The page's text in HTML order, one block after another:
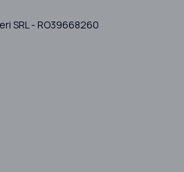
SRL - RO39668260